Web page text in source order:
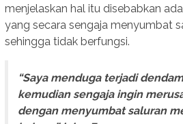
menjelaskan hal itu disebabkan
yang secara sengaja menyumbat
sehingga tidak berfungsi.
“Saya menduga terjadi
kemudian sengaja ingin
dengan menyumbat saluran